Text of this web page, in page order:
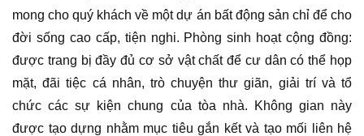
mong cho quý khách về một dự án bất động sản chỉ để cho
đời sống cao cấp, tiện nghi. Phòng sinh hoạt cộng đồng:
được trang bị đầy đủ cơ sở vật chất để cư dân có thể họp
mặt, đãi tiệc cá nhân, trò chuyện thư giãn, giải trí và tổ
chức các sự kiện chung của tòa nhà. Không gian này
được tạo dựng nhằm mục tiêu gắn kết và tạo mối liên hệ